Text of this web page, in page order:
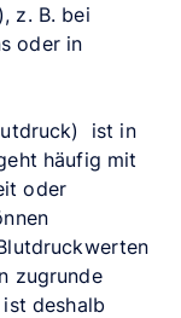
z. B. bei
oder in
ist in
häufig mit
oder
zugrunde
deshalb